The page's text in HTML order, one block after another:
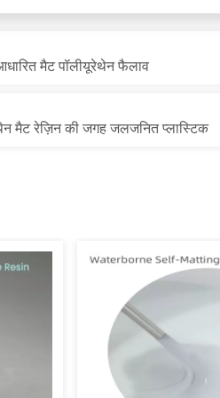
मैट पॉलीयूरेथेन फैलाव
मैट रेज़िन की जगह जलजनित प्लास्टिक